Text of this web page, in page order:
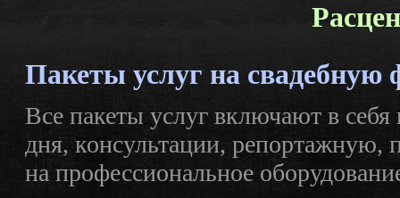
Пакеты услуг на
Все пакеты услуг включают в себя
дня, консультации, репортажную,
на профессиональное